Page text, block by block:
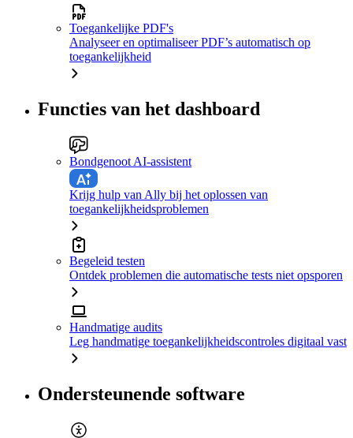
Toegankelijke PDF's
Analyseer en optimaliseer PDF’s automatisch op
toegankelijkheid
Functies van het dashboard
Bondgenoot AI-assistent
Krijg hulp van Ally bij het oplossen van
toegankelijkheidsproblemen
Begeleid testen
Ontdek problemen die automatische tests niet opsporen
Handmatige audits
Leg handmatige toegankelijkheidscontroles digitaal vast
Ondersteunende software